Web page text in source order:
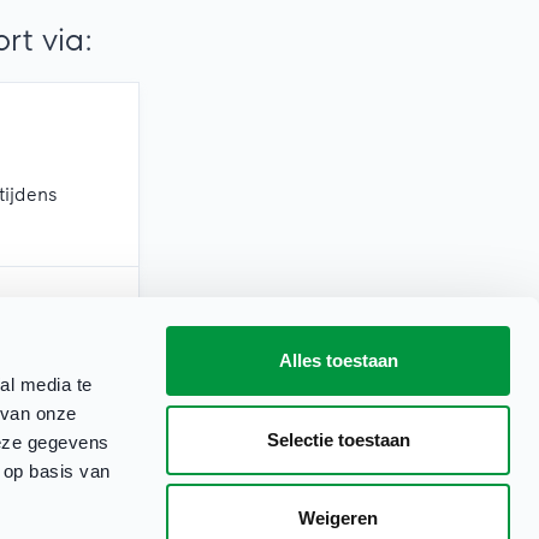
media te
onze
gegevens
basis van
Alles toestaan
Selectie toestaan
Weigeren
via: